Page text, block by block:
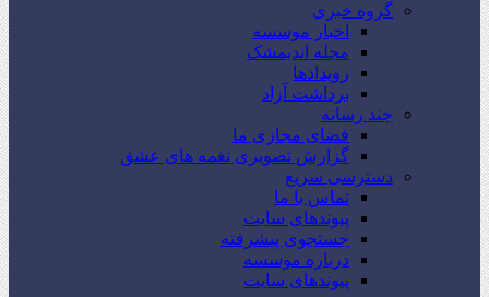
گروه خبری
اخبار موسسه
مجله اندیمشک
رویدادها
برداشت آزاد
چند رسانه
فضای مجازی ما
گزارش تصویری نغمه های عشق
دسترسی سریع
تماس با ما
پیوندهای سایت
جستجوی پیشرفته
درباره موسسه
پیوندهای سایت